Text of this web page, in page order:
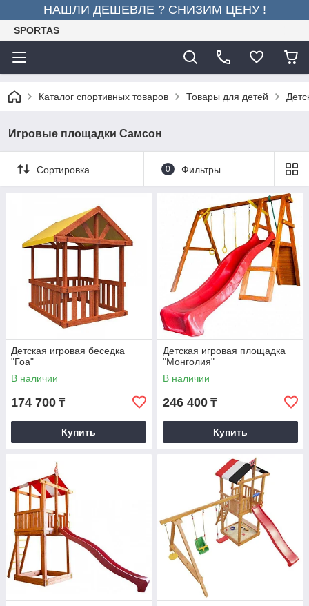
НАШЛИ ДЕШЕВЛЕ ? СНИЗИМ ЦЕНУ !
SPORTAS
Каталог спортивных товаров Товары для детей
Игровые площадки Самсон
Сортировка 0 Фильтры
Детская игровая беседка
"Гоа"
В наличии
174 700 ₸
Купить
Детская игровая площадка
"Монголия"
В наличии
246 400 ₸
Купить